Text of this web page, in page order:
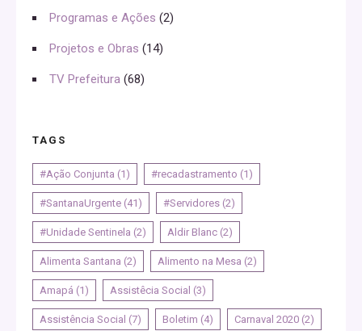
Programas e Ações (2)
Projetos e Obras (14)
TV Prefeitura (68)
TAGS
#Ação Conjunta (1) #recadastramento (1)
#SantanaUrgente (41) #Servidores (2)
#Unidade Sentinela (2) Aldir Blanc (2)
Alimenta Santana (2) Alimento na Mesa (2)
Amapá (1) Assistêcia Social (3)
Assistência Social (7) Boletim (4) Carnaval 2020 (2)